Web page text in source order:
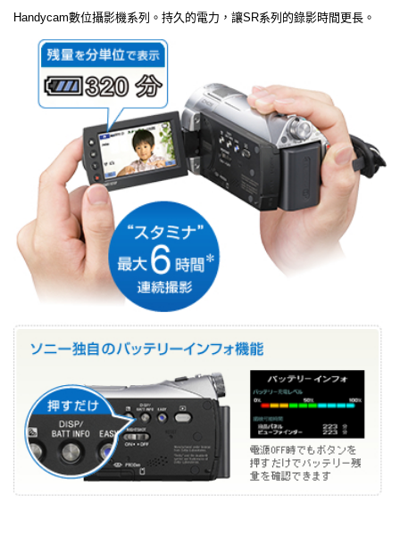
Handycam數位攝影機系列。持久的電力，讓SR系列的錄影時間更長。